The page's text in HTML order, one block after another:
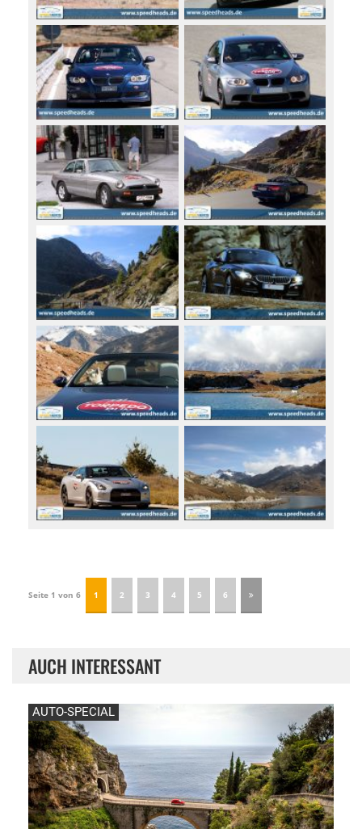
Seite 1 von 6 1 2 3 4 5 6
AUCH INTERESSANT
AUTO-SPECIAL